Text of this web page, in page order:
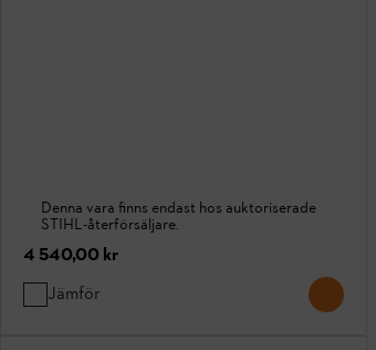
Denna vara finns endast hos auktoriserade
STIHL-återförsäljare.
4 540,00 kr
Jämför